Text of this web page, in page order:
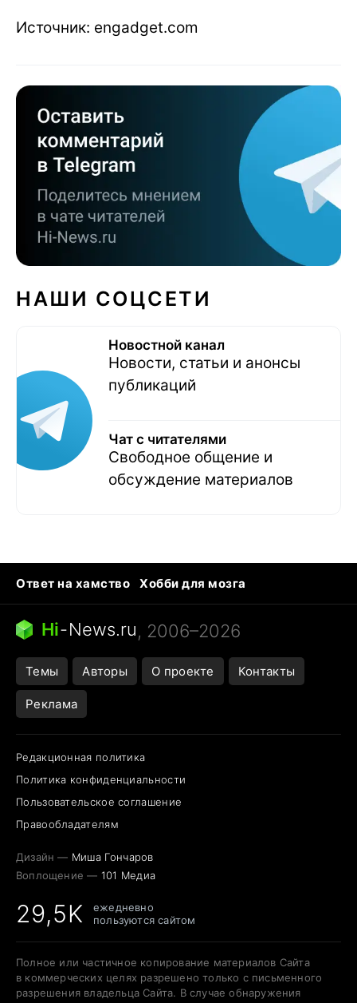
Источник: engadget.com
НАШИ СОЦСЕТИ
Новостной канал
Новости, статьи и анонсы
публикаций
Чат с читателями
Свободное общение и
обсуждение материалов
Ответ на хамство
Хобби для мозга
Бензин 100 и 95
Тунцы в океанариуме
Следующая пандемия
Hi-News.ru, 2006–2026
Темы Авторы О проекте Контакты
Реклама
Редакционная политика
Политика конфиденциальности
Пользовательское соглашение
Правообладателям
Дизайн — Миша Гончаров
Воплощение — 101 Медиа
29,5K
ежедневно
пользуются сайтом
Полное или частичное копирование материалов Сайта
в коммерческих целях разрешено только с письменного
разрешения владельца Сайта. В случае обнаружения